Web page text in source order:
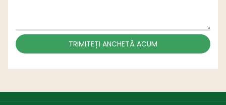
TRIMITEȚI ANCHETĂ ACUM